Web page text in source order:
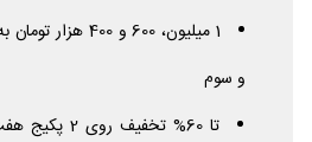
1 میلیون، 600 و
و سوم
تا 60%